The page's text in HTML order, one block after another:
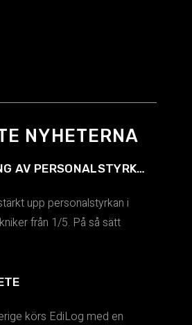
NYHETERNA
FÖRSTÄRKNING AV PERSONALSTYRKAN.
upp personalstyrkan i
från 1/5. På så sätt
körs EdiLog med en